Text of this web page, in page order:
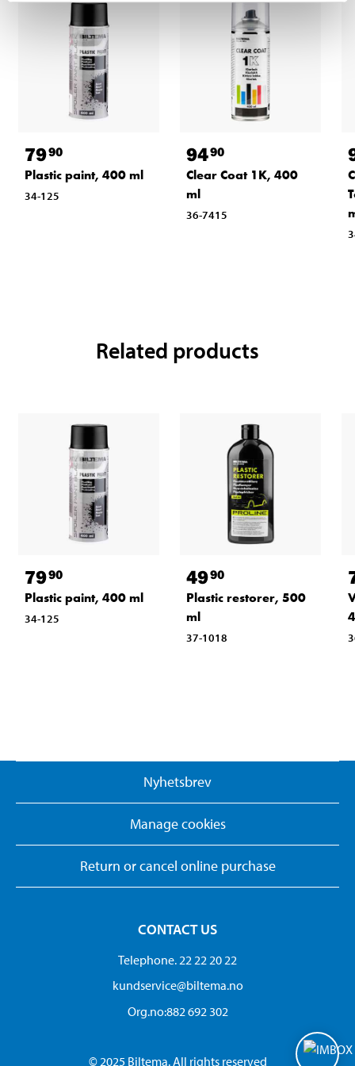
7990
Plastic paint, 400 ml
34-125
9490
Clear Coat 1K, 400
ml
36-7415
Related products
7990
Plastic paint, 400 ml
34-125
4990
Plastic restorer, 500
ml
37-1018
Nyhetsbrev
Manage cookies
Return or cancel online purchase
CONTACT US
Telephone. 22 22 20 22
kundservice@biltema.no
Org.no:882 692 302
© 2025 Biltema. All rights reserved